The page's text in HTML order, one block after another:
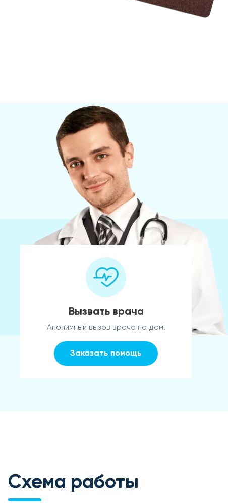
Вызвать врача
Анонимный вызов врача на дом!
Заказать помощь
Схема работы